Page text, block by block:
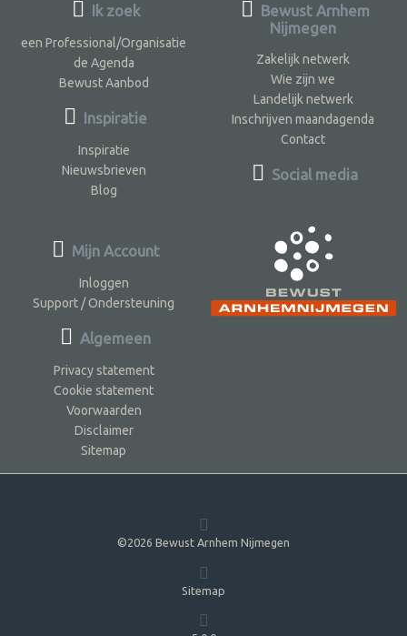
Ik zoek
een Professional/Organisatie
de Agenda
Bewust Aanbod
Inspiratie
Inspiratie
Nieuwsbrieven
Blog
Bewust Arnhem
Nijmegen
Zakelijk netwerk
Wie zijn we
Landelijk netwerk
Inschrijven maandagenda
Contact
Social media
Mijn Account
Inloggen
Support / Ondersteuning
Algemeen
Privacy statement
Cookie statement
Voorwaarden
Disclaimer
Sitemap
©2026 Bewust Arnhem Nijmegen
Sitemap